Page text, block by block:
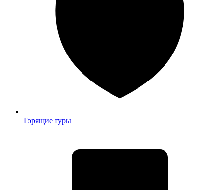
Горящие туры